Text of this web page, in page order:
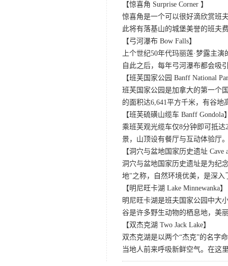
【惊喜角 Surprise Corner 】
惊喜角是一个可以很好滴欣赏班
此将有落基山的城堡美誉的班夫
【弓河瀑布 Bow Falls】
上个世纪50年代玛丽莲·梦露主
自此之后，每年弓河瀑布都会吸
【班芙国家公园 Banff National
班芙国家公园是加拿大的第一个
的面积达6,641平方千米，有谷
【班芙硫磺山缆车 Banff Gondola
乘班芙观光缆车仅8分钟即可抵
景，山顶设有餐厅与互动体验厅
【洞穴与盆地国家历史遗址 Cave
洞穴与盆地国家历史遗址是为纪
地"之称，自然环境优美，是深
【明尼旺卡湖 Lake Minnewanka】
明尼旺卡湖是班夫国家公园中大
谷是许多野生动物的栖息地，美
【双杰克湖 Two Jack Lake】
双杰克湖是以两个“杰克”的名字
当地人前来呼吸新鲜空气。在这